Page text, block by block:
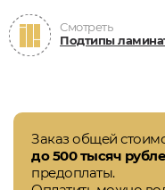
Смотреть
Подтипы
Заказ общей
до 500 тысяч
предоплаты.